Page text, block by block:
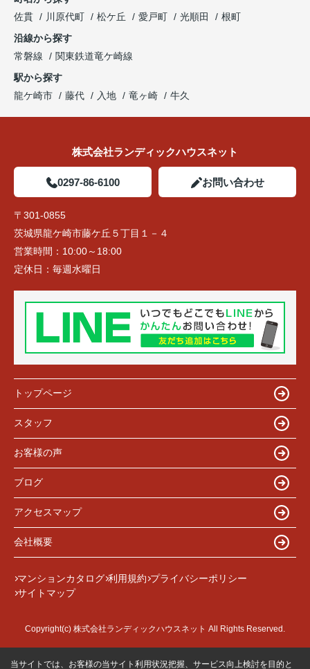
佐貫
川原代町 松ケ丘 愛戸町 光順田
根町
沿線から探す
常磐線
関東鉄道竜ケ崎線
駅から探す
龍ケ崎市
藤代 入地 竜ヶ崎 牛久
株式会社ランディックハウスネット
0297-86-6100 お問い合わせ
〒301-0855
茨城県龍ケ崎市藤ケ丘５丁目１－４
営業時間： 10:00～18:00
定休日： 毎週水曜日
トップページ
スタッフ
お客様の声
ブログ
アクセスマップ
会社概要
マンションカタログ 利用規約 プライバシーポリシー
サイトマップ
Copyright(c) 株式会社ランディックハウスネット All Rights Reserved.
当サイトでは、お客様の当サイト利用状況把握、サービス向上検討を目的と